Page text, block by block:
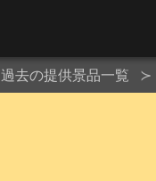
過去の提供景品一覧